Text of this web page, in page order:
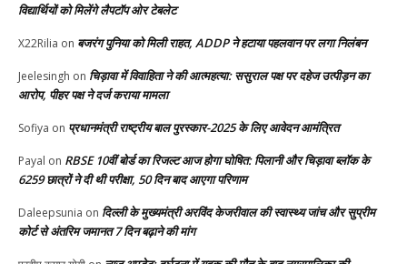
विद्यार्थियों को मिलेंगे लैपटॉप ओर टेबलेट
X22Rilia on बजरंग पुनिया को मिली राहत, ADDP ने हटाया पहलवान पर लगा निलंबन
Jeelesingh on चिड़ावा में विवाहिता ने की आत्महत्या: ससुराल पक्ष पर दहेज उत्पीड़न का
आरोप, पीहर पक्ष ने दर्ज कराया मामला
Sofiya on प्रधानमंत्री राष्ट्रीय बाल पुरस्कार-2025 के लिए आवेदन आमंत्रित
Payal on RBSE 10वीं बोर्ड का रिजल्ट आज होगा घोषित: पिलानी और चिड़ावा ब्लॉक के
6259 छात्रों ने दी थी परीक्षा, 50 दिन बाद आएगा परिणाम
Daleepsunia on दिल्ली के मुख्यमंत्री अरविंद केजरीवाल की स्वास्थ्य जांच और सुप्रीम
कोर्ट से अंतरिम जमानत 7 दिन बढ़ाने की मांग